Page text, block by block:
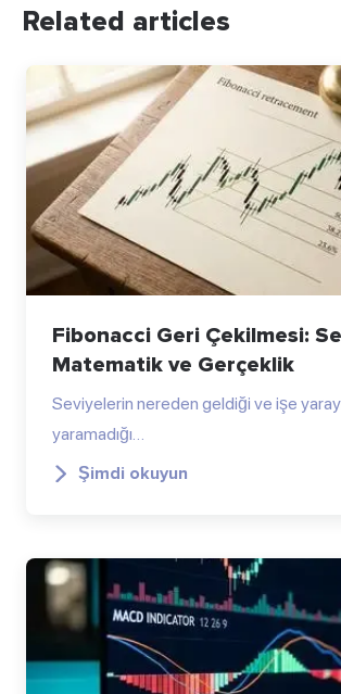
Related articles
Fibonacci Geri Çekilmesi:
Matematik ve Gerçeklik
Seviyelerin nereden geldiği ve işe
yaramadığı…
Şimdi okuyun